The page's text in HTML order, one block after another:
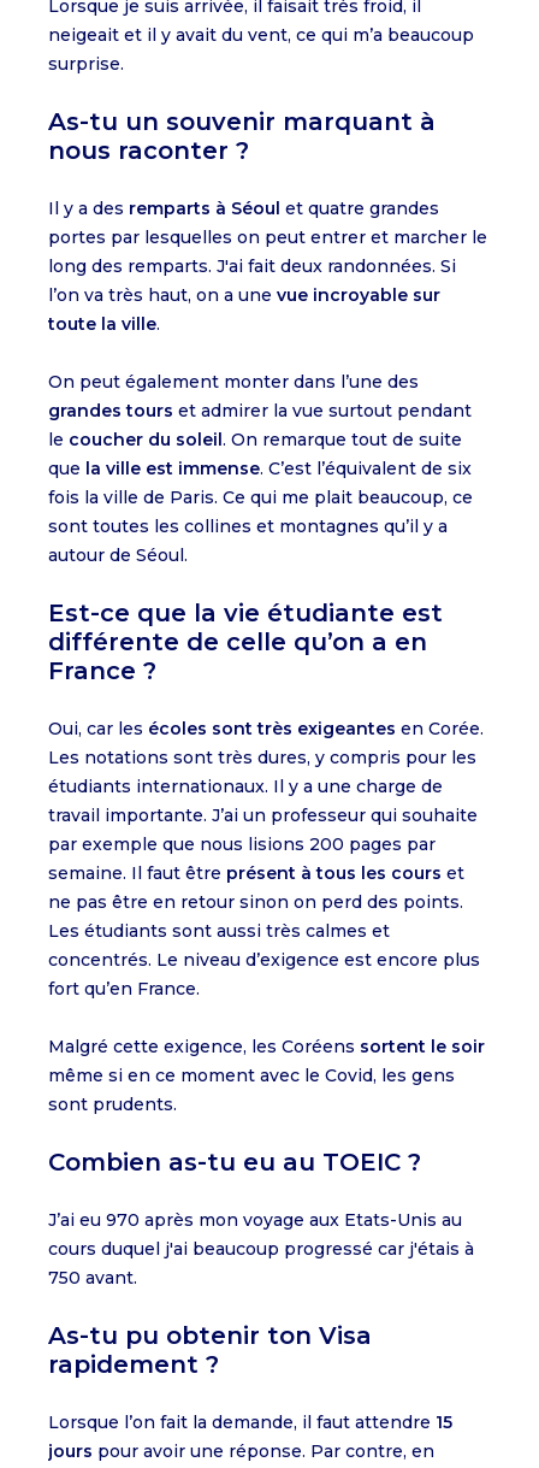
Lorsque je suis arrivée, il faisait très froid, il
neigeait et il y avait du vent, ce qui m’a beaucoup
surprise.
As-tu un souvenir marquant à
nous raconter ?
Il y a des remparts à Séoul et quatre grandes
portes par lesquelles on peut entrer et marcher le
long des remparts. J'ai fait deux randonnées. Si
l’on va très haut, on a une vue incroyable sur
toute la ville.
On peut également monter dans l’une des
grandes tours et admirer la vue surtout pendant
le coucher du soleil. On remarque tout de suite
que la ville est immense. C’est l’équivalent de six
fois la ville de Paris. Ce qui me plait beaucoup, ce
sont toutes les collines et montagnes qu’il y a
autour de Séoul.
Est-ce que la vie étudiante est
différente de celle qu’on a en
France ?
Oui, car les écoles sont très exigeantes en Corée.
Les notations sont très dures, y compris pour les
étudiants internationaux. Il y a une charge de
travail importante. J’ai un professeur qui souhaite
par exemple que nous lisions 200 pages par
semaine. Il faut être présent à tous les cours et
ne pas être en retour sinon on perd des points.
Les étudiants sont aussi très calmes et
concentrés. Le niveau d’exigence est encore plus
fort qu’en France.
Malgré cette exigence, les Coréens sortent le soir
même si en ce moment avec le Covid, les gens
sont prudents.
Combien as-tu eu au TOEIC ?
J’ai eu 970 après mon voyage aux Etats-Unis au
cours duquel j'ai beaucoup progressé car j'étais à
750 avant.
As-tu pu obtenir ton Visa
rapidement ?
Lorsque l’on fait la demande, il faut attendre 15
jours pour avoir une réponse. Par contre, en